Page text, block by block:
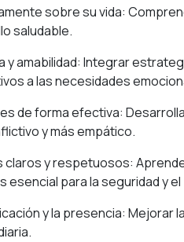
sobre su vida:
saludable.
y amabilidad: Integrar
a las necesidades
de forma efectiva:
y más empático.
claros y respetuosos:
esencial para la seguridad y
y la presencia: Mejorar